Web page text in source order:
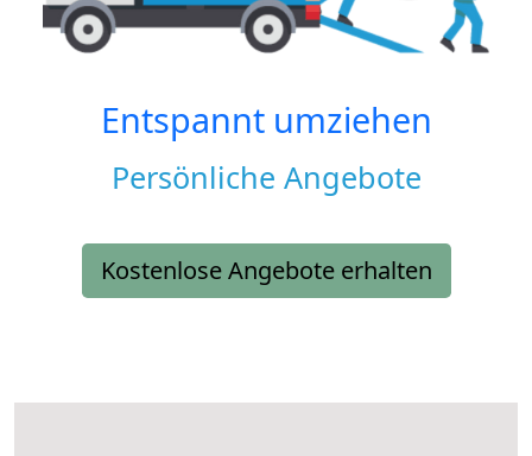
Entspannt umziehen
Persönliche Angebote
Kostenlose Angebote erhalten